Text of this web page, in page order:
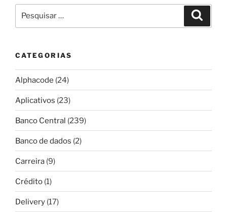
por:
CATEGORIAS
Alphacode (24)
Aplicativos (23)
Banco Central (239)
Banco de dados (2)
Carreira (9)
Crédito (1)
Delivery (17)